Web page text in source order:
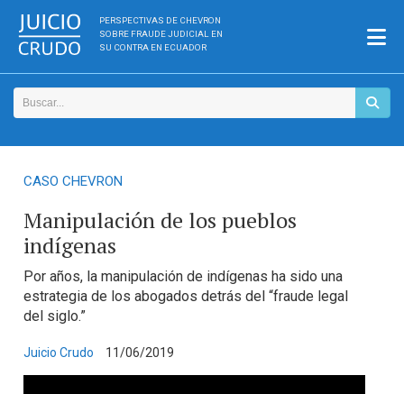
PERSPECTIVAS DE CHEVRON
SOBRE FRAUDE JUDICIAL EN
SU CONTRA EN ECUADOR
CASO CHEVRON
Manipulación de los pueblos
indígenas
Por años, la manipulación de indígenas ha sido una
estrategia de los abogados detrás del “fraude legal
del siglo.”
Juicio Crudo 11/06/2019